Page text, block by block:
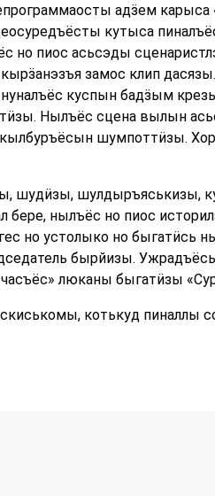
адӟем карыса
кутыса
но пиос асьсэды
замос клип
куспын бадӟым
Нылъёс сцена вылын
шумпоттӥзы.
шудӥзы, шулдыръяськизы,
бере, нылъёс но пиос
но устолыко но быгатӥсь
бырйизы.
люканы быгатӥзы
котькуд пиналлы